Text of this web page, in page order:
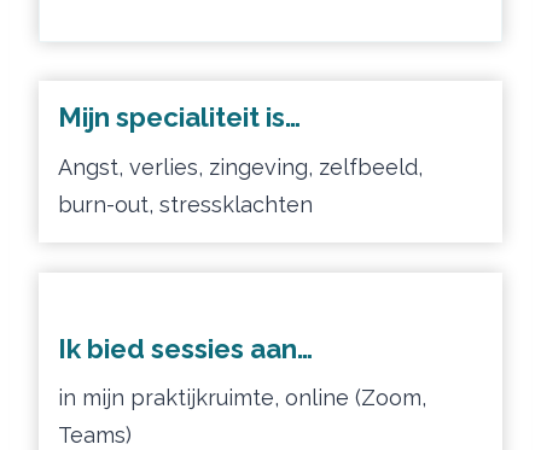
Mijn specialiteit is…
Angst, verlies, zingeving, zelfbeeld,
burn-out, stressklachten
Ik bied sessies aan…
in mijn praktijkruimte, online (Zoom,
Teams)